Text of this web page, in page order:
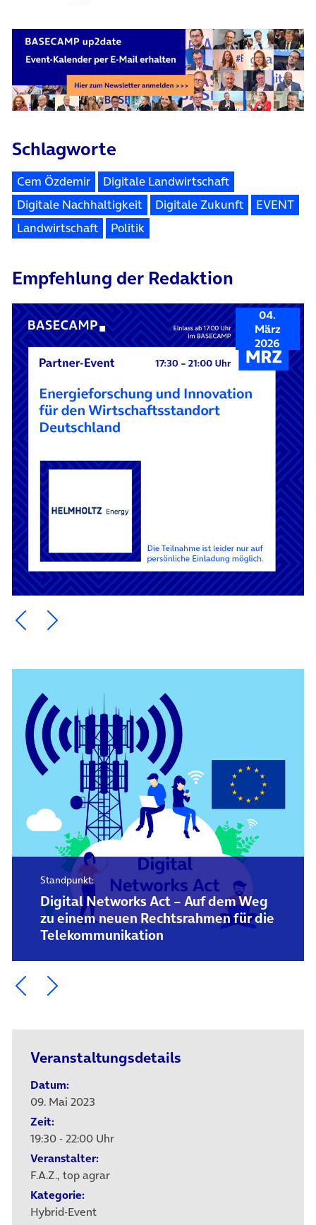
Schlagworte
Cem Özdemir
Digitale Landwirtschaft
Digitale Nachhaltigkeit
Digitale Zukunft
EVENT
Landwirtschaft
Politik
Empfehlung der Redaktion
04.
März
2026
Ein Element zurück blättern
Ein Element weiter blättern
Standpunkt:
Digital Networks Act – Auf dem Weg
zu einem neuen Rechtsrahmen für die
Telekommunikation
Ein Element zurück blättern
Ein Element weiter blättern
Veranstaltungsdetails
Datum:
09. Mai 2023
Zeit:
19:30 - 22:00 Uhr
Veranstalter:
F.A.Z., top agrar
Kategorie:
Hybrid-Event